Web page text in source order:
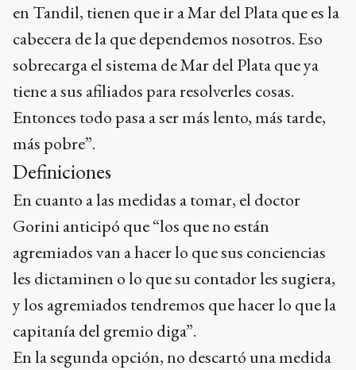
en Tandil, tienen que ir a Mar del Plata que es la
cabecera de la que dependemos nosotros. Eso
sobrecarga el sistema de Mar del Plata que ya
tiene a sus afiliados para resolverles cosas.
Entonces todo pasa a ser más lento, más tarde,
más pobre”.
Definiciones
En cuanto a las medidas a tomar, el doctor
Gorini anticipó que “los que no están
agremiados van a hacer lo que sus conciencias
les dictaminen o lo que su contador les sugiera,
y los agremiados tendremos que hacer lo que la
capitanía del gremio diga”.
En la segunda opción, no descartó una medida